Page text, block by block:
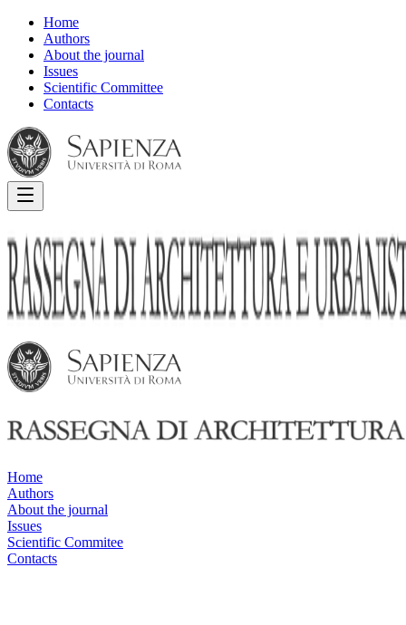
Home
Authors
About the journal
Issues
Scientific Committee
Contacts
Home
Authors
About the journal
Issues
Scientific Commitee
Contacts